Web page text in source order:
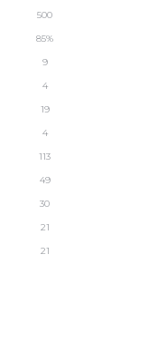
500
85%
9
4
19
4
113
49
30
21
21